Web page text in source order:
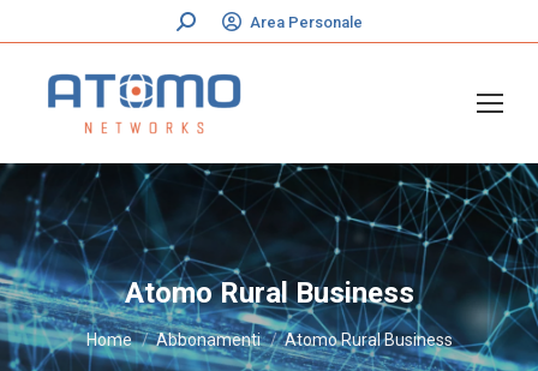
Cerca: Area Personale
Atomo Rural Business
Tu sei qui:
Home Abbonamenti Atomo Rural Business